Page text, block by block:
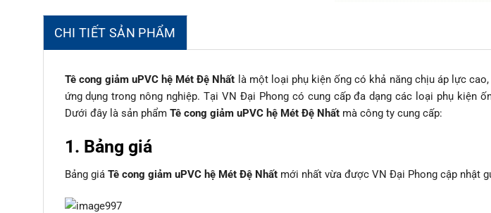
CHI TIẾT SẢN PHẨM
Tê cong giảm uPVC hệ Mét Đệ Nhất là một loại phụ kiện ống có khả năng chịu áp lực
ứng dụng trong nông nghiệp. Tại VN Đại Phong có cung cấp đa dạng các loại phụ kiện
Dưới đây là sản phẩm Tê cong giảm uPVC hệ Mét Đệ Nhấtmà công ty cung cấp:
1. Bảng giá
Bảng giá Tê cong giảm uPVC hệ Mét Đệ Nhất mới nhất vừa được VN Đại Phong cập nhật